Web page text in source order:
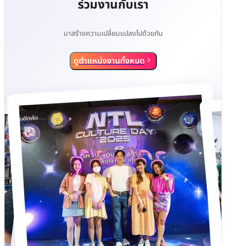
ร่วมงานกับเรา
มาสร้างความเปลี่ยนแปลงไปด้วยกัน
ดูตำแหน่งงานทั้งหมด